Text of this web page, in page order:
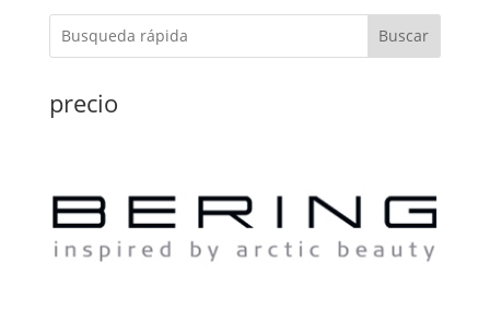
Buscar
precio